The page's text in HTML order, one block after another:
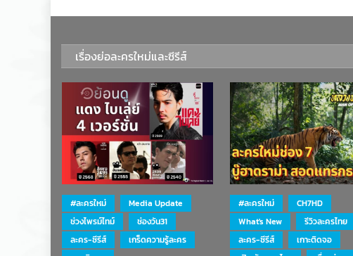
เรื่องย่อละครใหม่และซีรีส์
#ละครใหม่
Media Update
ช่วงไพรม์ไทม์
ช่องวัน31
ละคร-ซีรีส์
เกร็ดความรู้ละคร
#ละครใหม่
CH7HD
What's New
รีวิวละครไทย
ละคร-ซีรีส์
เกาะติดจอ